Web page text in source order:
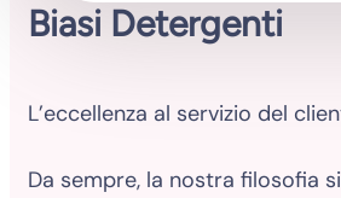
Biasi Detergenti
L’eccellenza al servizio del
Da sempre, la nostra filosofia